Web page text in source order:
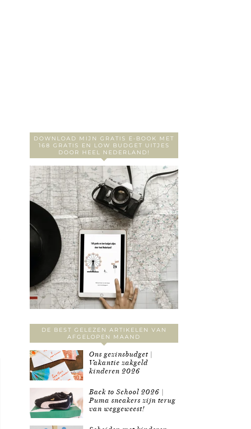
DOWNLOAD MIJN GRATIS E-BOOK MET
168 GRATIS EN LOW BUDGET UITJES
DOOR HEEL NEDERLAND!
DE BEST GELEZEN ARTIKELEN VAN
AFGELOPEN MAAND
Ons gezinsbudget |
Vakantie zakgeld
kinderen 2026
Back to School 2026 |
Puma sneakers zijn terug
van weggeweest!